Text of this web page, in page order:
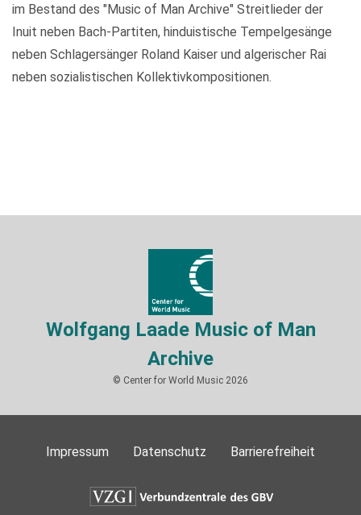
im Bestand des "Music of Man Archive" Streitlieder der
Inuit neben Bach-Partiten, hinduistische Tempelgesänge
neben Schlagersänger Roland Kaiser und algerischer Rai
neben sozialistischen Kollektivkompositionen.
Wolfgang Laade Music of Man
Archive
© Center for World Music 2026
Impressum Datenschutz Barrierefreiheit